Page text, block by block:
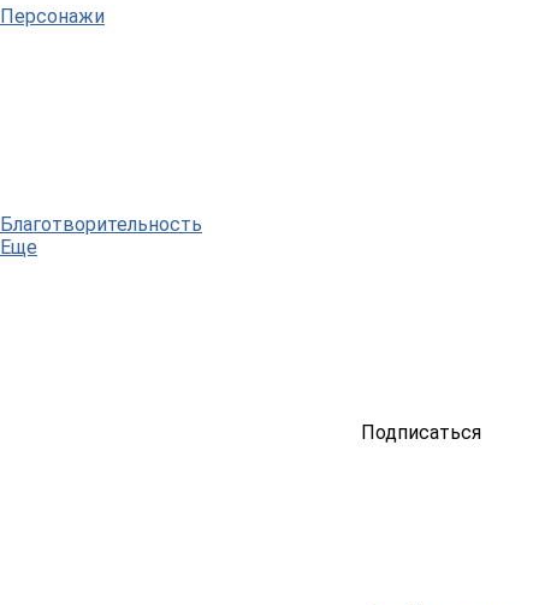
Персонажи
Благотворительность
Еще
Подписаться